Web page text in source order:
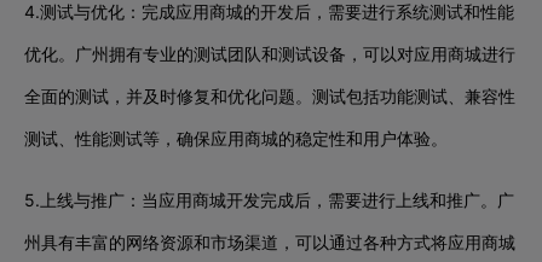
4.测试与优化：完成应用商城的开发后，需要进行系统测试和性能
优化。广州拥有专业的测试团队和测试设备，可以对应用商城进行
全面的测试，并及时修复和优化问题。测试包括功能测试、兼容性
测试、性能测试等，确保应用商城的稳定性和用户体验。
5.上线与推广：当应用商城开发完成后，需要进行上线和推广。广
州具有丰富的网络资源和市场渠道，可以通过各种方式将应用商城